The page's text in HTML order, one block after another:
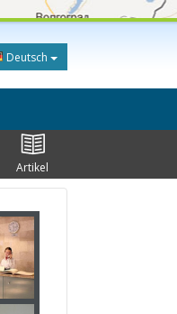
Deutsch
Artikel